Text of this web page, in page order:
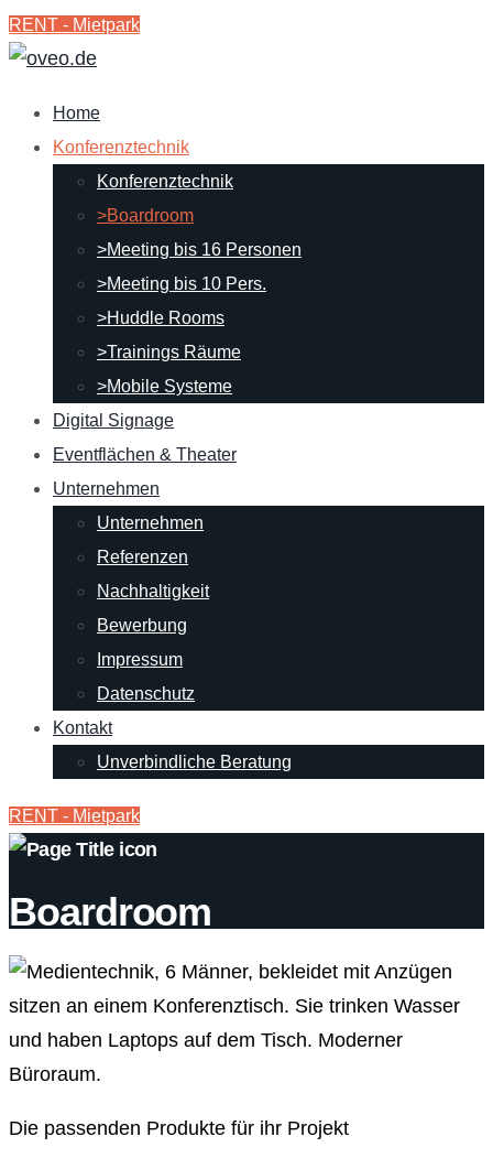
RENT - Mietpark
Home
Konferenztechnik
Konferenztechnik
>Boardroom
>Meeting bis 16 Personen
>Meeting bis 10 Pers.
>Huddle Rooms
>Trainings Räume
>Mobile Systeme
Digital Signage
Eventflächen & Theater
Unternehmen
Unternehmen
Referenzen
Nachhaltigkeit
Bewerbung
Impressum
Datenschutz
Kontakt
Unverbindliche Beratung
RENT - Mietpark
Boardroom
Die passenden Produkte für ihr Projekt